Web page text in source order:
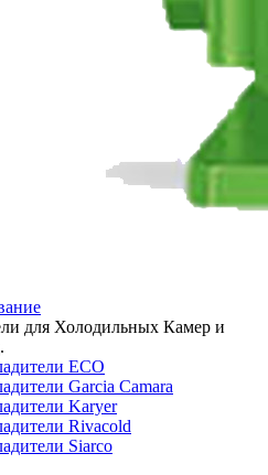
для Холодильных Камер и
ECO
Garcia Camara
Karyer
Rivacold
Siarco